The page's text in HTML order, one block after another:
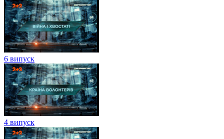
6 випуск
4 випуск